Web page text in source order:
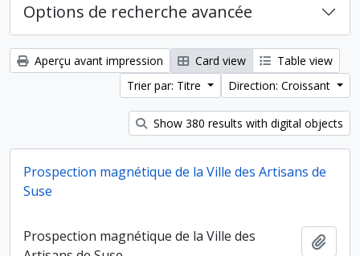
Options de recherche avancée
Aperçu avant impression Card view
Table view
Trier par: Titre
Direction: Croissant
Show 380 results with digital objects
Prospection magnétique de la Ville des Artisans de
Suse
Prospection magnétique de la Ville des